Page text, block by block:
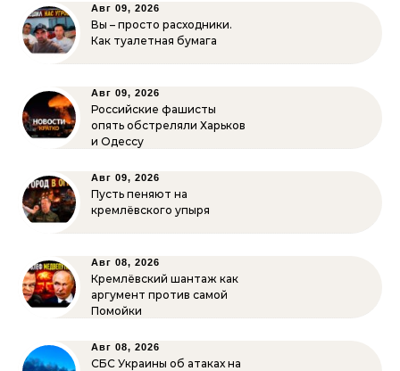
Авг 09, 2026
Вы – просто расходники.
Как туалетная бумага
Авг 09, 2026
Российские фашисты
опять обстреляли Харьков
и Одессу
Авг 09, 2026
Пусть пеняют на
кремлёвского упыря
Авг 08, 2026
Кремлёвский шантаж как
аргумент против самой
Помойки
Авг 08, 2026
СБС Украины об атаках на